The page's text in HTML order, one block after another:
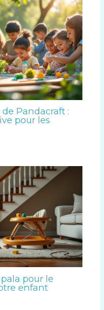
Pandacraft :
pour les
pour le
enfant